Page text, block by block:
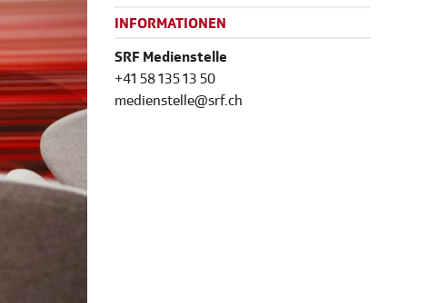
INFORMATIONEN
SRF Medienstelle
+41 58 135 13 50
medienstelle@srf.ch